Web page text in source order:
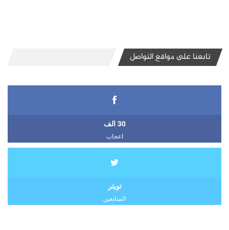
تابعنا على مواقع التواصل
30 الف
اعجاب
تويتر
المتابعين